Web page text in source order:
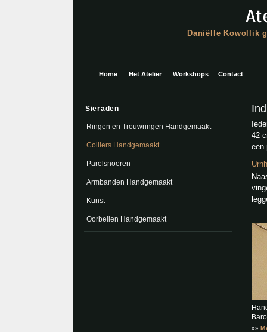
Daniëlle Kowollik
Sieraden
Ringen en Trouwringen Handgemaakt
Colliers Handgemaakt
Parelsnoeren
Armbanden Handgemaakt
Kunst
Oorbellen Handgemaakt
42
een
»»
Home Het Atelier Workshops Contact